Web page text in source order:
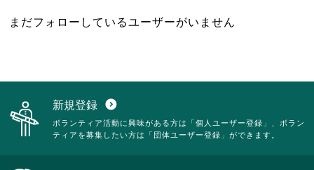
まだフォローしているユーザーがいません
新規登録 expand_circle_down
ボランティア活動に興味がある方は「個人ユーザー登録」、ボラン
ティアを募集したい方は「団体ユーザー登録」ができます。